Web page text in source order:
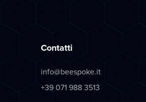
Contatti
info@beespoke.it
+39 071 988 3513